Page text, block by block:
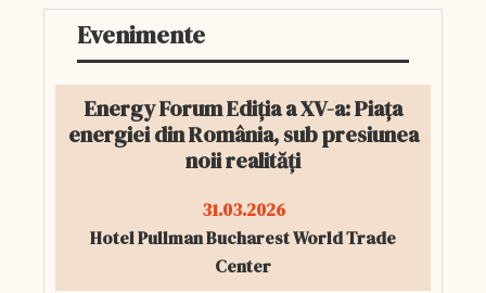
Evenimente
Energy Forum Ediția a XV-a: Piața
energiei din România, sub presiunea
noii realități
31.03.2026
Hotel Pullman Bucharest World Trade
Center